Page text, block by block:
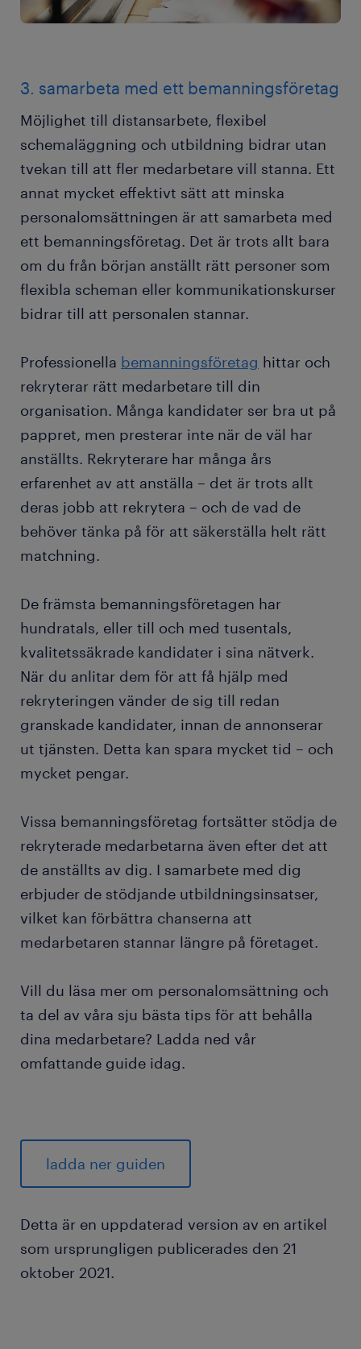
3. samarbeta med ett bemanningsföretag
Möjlighet till distansarbete, flexibel
schemaläggning och utbildning bidrar utan
tvekan till att fler medarbetare vill stanna. Ett
annat mycket effektivt sätt att minska
personalomsättningen är att samarbeta med
ett bemanningsföretag. Det är trots allt bara
om du från början anställt rätt personer som
flexibla scheman eller kommunikationskurser
bidrar till att personalen stannar.
Professionella bemanningsföretag hittar och
rekryterar rätt medarbetare till din
organisation. Många kandidater ser bra ut på
pappret, men presterar inte när de väl har
anställts. Rekryterare har många års
erfarenhet av att anställa – det är trots allt
deras jobb att rekrytera – och de vad de
behöver tänka på för att säkerställa helt rätt
matchning.
De främsta bemanningsföretagen har
hundratals, eller till och med tusentals,
kvalitetssäkrade kandidater i sina nätverk.
När du anlitar dem för att få hjälp med
rekryteringen vänder de sig till redan
granskade kandidater, innan de annonserar
ut tjänsten. Detta kan spara mycket tid – och
mycket pengar.
Vissa bemanningsföretag fortsätter stödja de
rekryterade medarbetarna även efter det att
de anställts av dig. I samarbete med dig
erbjuder de stödjande utbildningsinsatser,
vilket kan förbättra chanserna att
medarbetaren stannar längre på företaget.
Vill du läsa mer om personalomsättning och
ta del av våra sju bästa tips för att behålla
dina medarbetare? Ladda ned vår
omfattande guide idag.
ladda ner guiden
Detta är en uppdaterad version av en artikel
som ursprungligen publicerades den 21
oktober 2021.